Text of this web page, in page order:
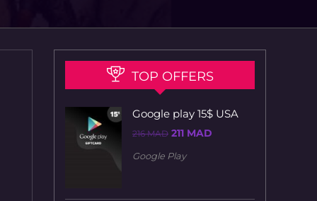
TOP OFFERS
Google play 15$ USA
216MAD Le
initial
était :
211 MAD
Google Play